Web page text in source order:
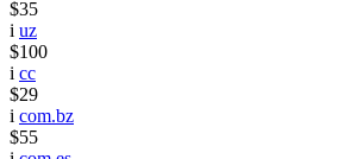
$35
i uz
$100
i cc
$29
i com.bz
$55